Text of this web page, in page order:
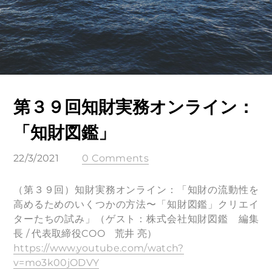
第３９回知財実務オンライン：
「知財図鑑」
22/3/2021 0 Comments
（第３９回）知財実務オンライン：「知財の流動性を
高めるためのいくつかの方法〜「知財図鑑」クリエイ
ターたちの試み」（ゲスト：株式会社知財図鑑 編集
長 / 代表取締役COO 荒井 亮）
https://www.youtube.com/watch?
v=mo3k00jODVY